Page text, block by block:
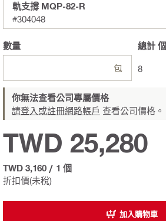
軌支撐 MQP-82-R
#304048
數量
包
總計 個
8
你無法查看公司專屬價格
請登入或註冊網路帳戶 查看公司價格。
折扣價(未稅)
TWD 25,280
TWD 3,160 / 1 個
加入購物車